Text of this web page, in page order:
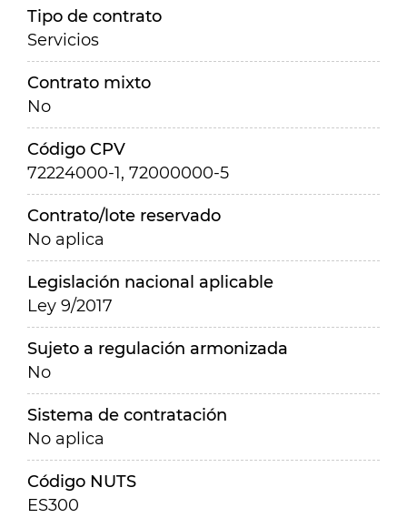
Tipo de contrato
Servicios
Contrato mixto
No
Código CPV
72224000-1, 72000000-5
Contrato/lote reservado
No aplica
Legislación nacional aplicable
Ley 9/2017
Sujeto a regulación armonizada
No
Sistema de contratación
No aplica
Código NUTS
ES300